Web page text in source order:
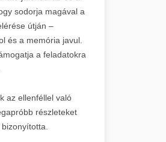
sodorja magával a
útján –
és a memória javul.
a feladatokra
az ellenféllel való
részleteket